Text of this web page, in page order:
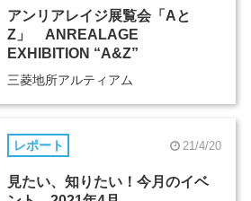
アンリアレイジ展覧会「Aと
Z」 ANREALAGE
EXHIBITION “A&Z”
三菱地所アルティアム
レポート 21/4/20
見たい、知りたい！今月のイベ